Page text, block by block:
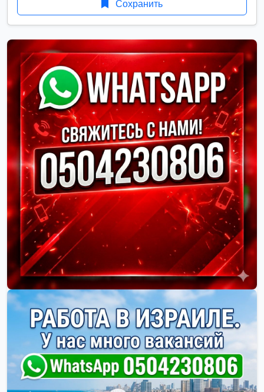
Сохранить